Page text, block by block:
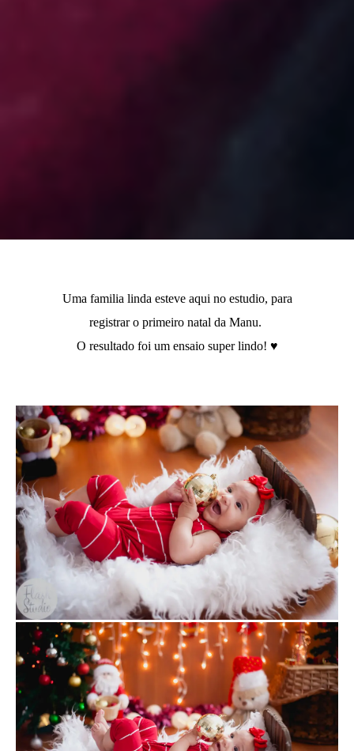
Uma familia linda esteve aqui no estudio, para
registrar o primeiro natal da Manu.
O resultado foi um ensaio super lindo! ♥